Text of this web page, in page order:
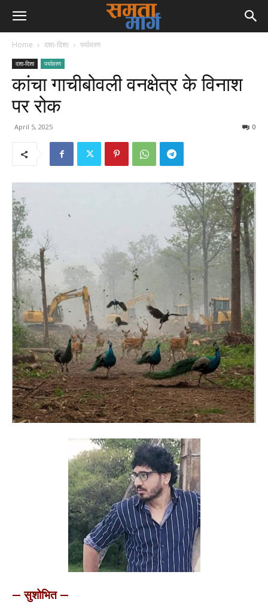
Home दशा-दिशा पर्यावरण
दशा-दिशा पर्यावरण
कांचा गाचीबोवली वनक्षेत्र के विनाश
पर रोक
April 5, 2025 0
— सुशोभित —